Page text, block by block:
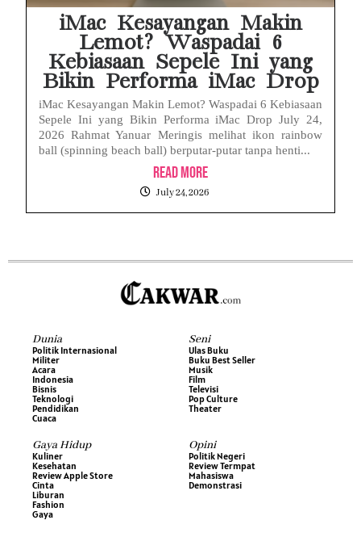
iMac Kesayangan Makin
Lemot? Waspadai 6
Kebiasaan Sepele Ini yang
Bikin Performa iMac Drop
iMac Kesayangan Makin Lemot? Waspadai 6 Kebiasaan
Sepele Ini yang Bikin Performa iMac Drop July 24,
2026 Rahmat Yanuar Meringis melihat ikon rainbow
ball (spinning beach ball) berputar-putar tanpa henti...
Read More
July 24, 2026
Dunia
Politik Internasional
Militer
Acara
Indonesia
Bisnis
Teknologi
Pendidikan
Cuaca
Seni
Ulas Buku
Buku Best Seller
Musik
Film
Televisi
Pop Culture
Theater
Gaya Hidup
Kuliner
Kesehatan
Review Apple Store
Cinta
Liburan
Fashion
Gaya
Opini
Politik Negeri
Review Termpat
Mahasiswa
Demonstrasi